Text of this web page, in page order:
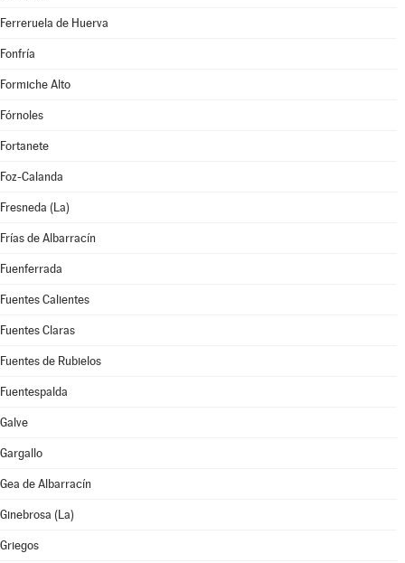
Ferreruela de Huerva
Fonfría
Formiche Alto
Fórnoles
Fortanete
Foz-Calanda
Fresneda (La)
Frías de Albarracín
Fuenferrada
Fuentes Calientes
Fuentes Claras
Fuentes de Rubielos
Fuentespalda
Galve
Gargallo
Gea de Albarracín
Ginebrosa (La)
Griegos